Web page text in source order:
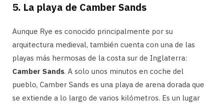
5. La playa de Camber Sands
Aunque Rye es conocido principalmente por su
arquitectura medieval, también cuenta con una de las
playas más hermosas de la costa sur de Inglaterra:
Camber Sands. A solo unos minutos en coche del
pueblo, Camber Sands es una playa de arena dorada que
se extiende a lo largo de varios kilómetros. Es un lugar